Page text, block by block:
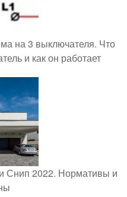
на 3 выключателя. Что
и как он работает
Снип 2022. Нормативы и